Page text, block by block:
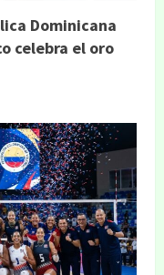
Dominicana
celebra el oro